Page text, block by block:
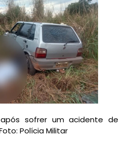
sofrer um acidente de
Polícia Militar